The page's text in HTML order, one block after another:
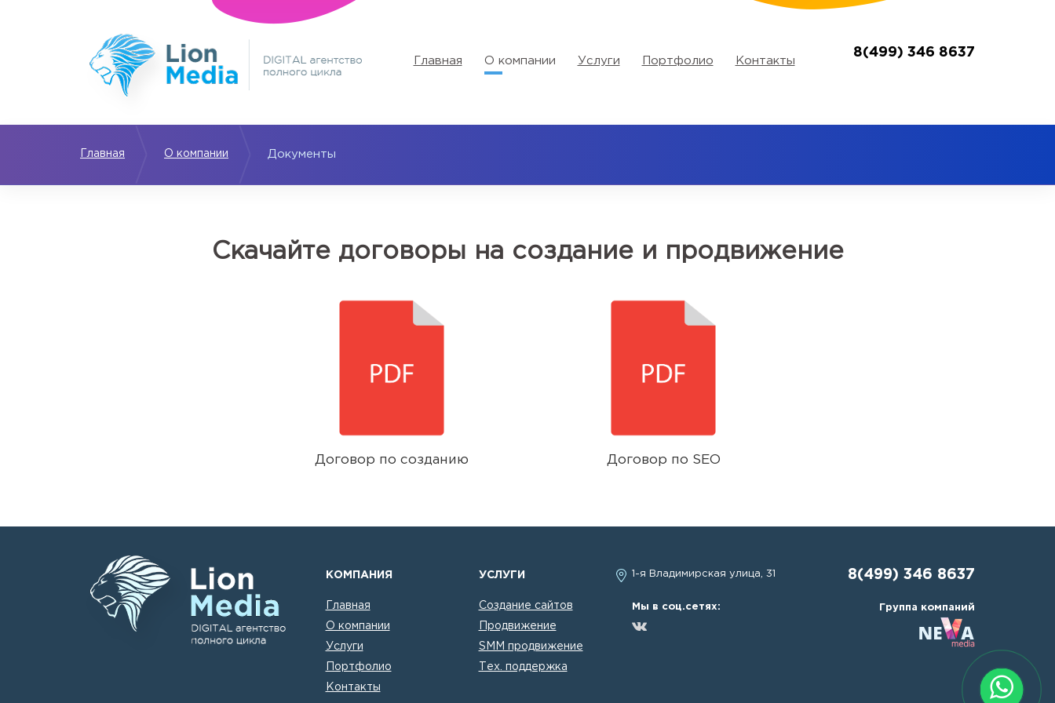
Главная О компании Услуги Портфолио Контакты
8(499) 346 8637
Главная О компании Документы
Скачайте договоры на создание и продвижение
Договор по созданию Договор по SEO
КОМПАНИЯ
Главная
О компании
Услуги
Портфолио
Контакты
УСЛУГИ
Создание сайтов
Продвижение
SMM продвижение
Тех. поддержка
1-я Владимирская улица, 31
Мы в соц.сетях:
8(499) 346 8637
Группа компаний